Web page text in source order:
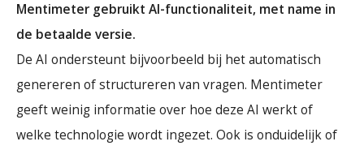
Mentimeter gebruikt AI-functionaliteit, met name in
de betaalde versie.
De AI ondersteunt bijvoorbeeld bij het automatisch
genereren of structureren van vragen. Mentimeter
geeft weinig informatie over hoe deze AI werkt of
welke technologie wordt ingezet. Ook is onduidelijk of